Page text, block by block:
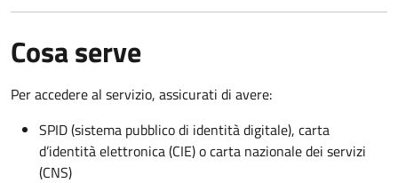
Cosa serve
Per accedere al servizio, assicurati di avere:
SPID (sistema pubblico di identità digitale), carta
d’identità elettronica (CIE) o carta nazionale dei servizi
(CNS)